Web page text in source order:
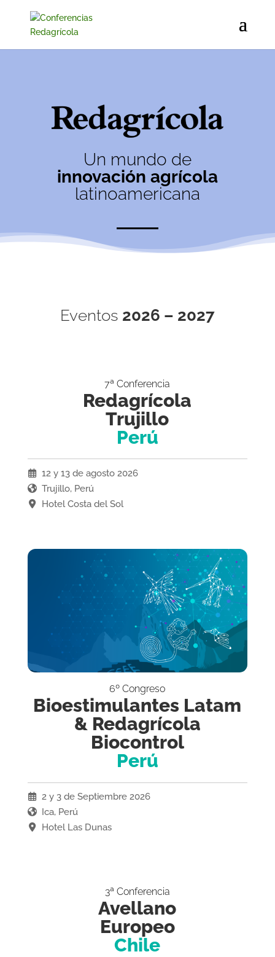
Un mundo de
innovación agrícola
latinoamericana
Eventos 2026 – 2027
7ª Conferencia
Redagrícola
Trujillo
Perú
12 y 13 de agosto 2026
Trujillo, Perú
Hotel Costa del Sol
6º Congreso
Bioestimulantes Latam
& Redagrícola
Biocontrol
Perú
2 y 3 de Septiembre 2026
Ica, Perú
Hotel Las Dunas
3ª Conferencia
Avellano
Europeo
Chile